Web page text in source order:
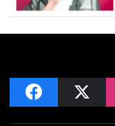
facebook